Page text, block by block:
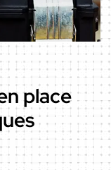
place